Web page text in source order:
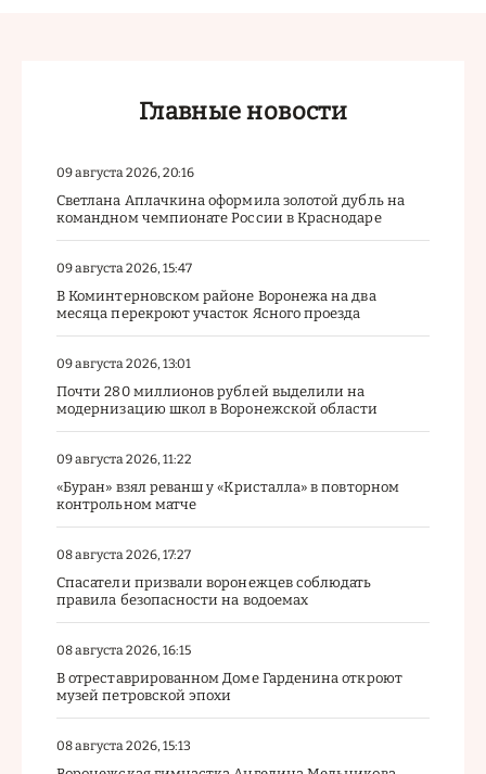
Главные новости
09 августа 2026, 20:16
Светлана Аплачкина оформила золотой дубль на
командном чемпионате России в Краснодаре
09 августа 2026, 15:47
В Коминтерновском районе Воронежа на два
месяца перекроют участок Ясного проезда
09 августа 2026, 13:01
Почти 280 миллионов рублей выделили на
модернизацию школ в Воронежской области
09 августа 2026, 11:22
«Буран» взял реванш у «Кристалла» в повторном
контрольном матче
08 августа 2026, 17:27
Спасатели призвали воронежцев соблюдать
правила безопасности на водоемах
08 августа 2026, 16:15
В отреставрированном Доме Гарденина откроют
музей петровской эпохи
08 августа 2026, 15:13